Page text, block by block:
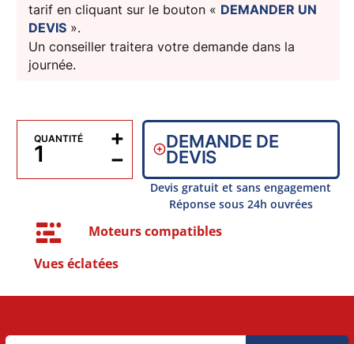
tarif en cliquant sur le bouton « DEMANDER UN
DEVIS».
Un conseiller traitera votre demande dans la
journée.
QUANTITÉ
−
+ DEMANDE DE
DEVIS
Devis gratuit et sans engagement
Réponse sous 24h ouvrées
Moteurs compatibles
Vues éclatées